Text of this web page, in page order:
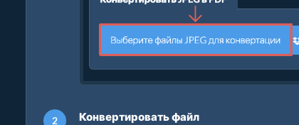
Конвертировать файл